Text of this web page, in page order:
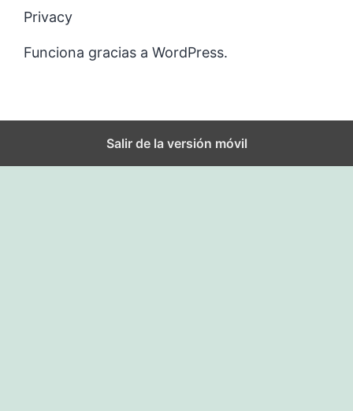
Privacy
Funciona gracias a WordPress.
Salir de la versión móvil